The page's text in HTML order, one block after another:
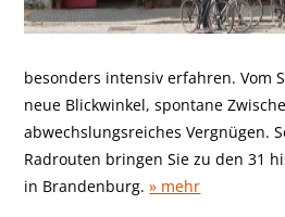
besonders intensiv erfahren. Vom
neue Blickwinkel, spontane
abwechslungsreiches Vergnügen.
Radrouten bringen Sie zu den 31
in Brandenburg.» mehr